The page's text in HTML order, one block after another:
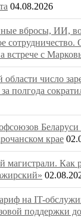
04.08.2026
вбросы, ИИ,
встрече с
области число
полгода
Беларуси
крае
магистрали. Как
на IT-
поддержки